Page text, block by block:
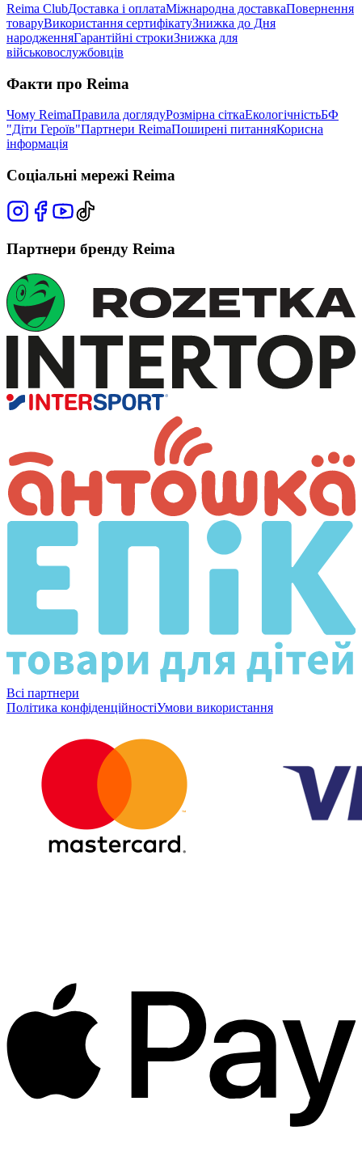
Reima ClubДоставка і оплатаМіжнародна доставкаПовернення
товаруВикористання сертифікатуЗнижка до Дня
народженняГарантійні строкиЗнижка для
військовослужбовців
Факти про Reima
Чому ReimaПравила доглядуРозмірна сіткаЕкологічністьБФ
"Діти Героїв"Партнери ReimaПоширені питанняКорисна
інформація
Соціальні мережі Reima
Партнери бренду Reima
Всі партнери
Політика конфіденційностіУмови використання